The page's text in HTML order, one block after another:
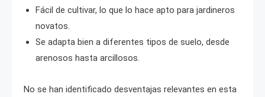
Fácil de cultivar, lo que lo hace apto para jardineros
novatos.
Se adapta bien a diferentes tipos de suelo, desde
arenosos hasta arcillosos.
No se han identificado desventajas relevantes en esta